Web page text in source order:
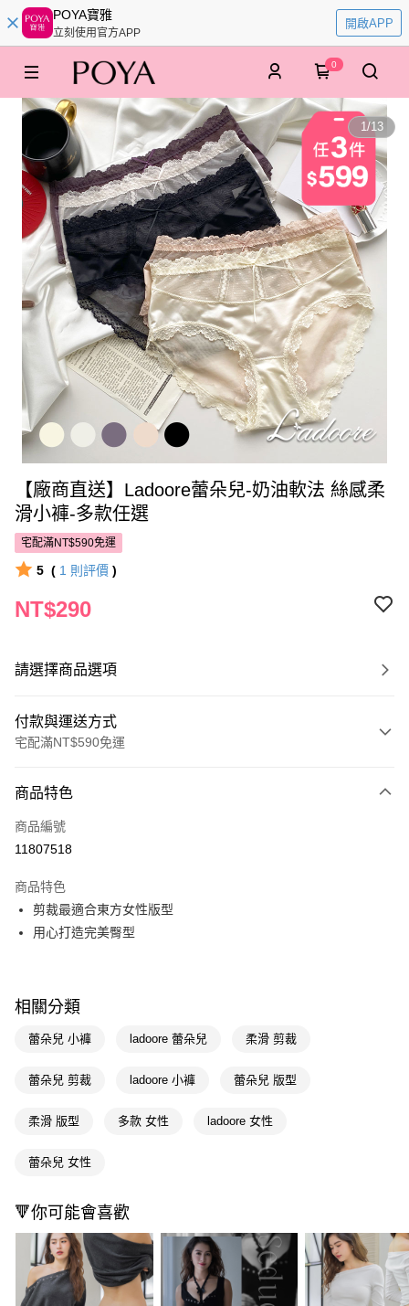
POYA寶雅
立刻使用官方APP
開啟APP
0
1/13
【廠商直送】Ladoore蕾朵兒-奶油軟法 絲感柔
滑小褲-多款任選
宅配滿NT$590免運
5 ( 1 則評價 )
NT$290
請選擇商品選項
付款與運送方式
宅配滿NT$590免運
POYA支付
信用卡一次付款
Apple Pay
街口支付
Google Pay
AFTEE先享後付
【關於「AFTEE先享後付」】
便利好安心！
３．安心：先確認商品／服務後，再付款。
１．於結帳方式選擇「AFTEE先享後付」後，將跳轉至「AFTEE先享後付」
結帳頁面，進行簡訊認證並確認金額後，即可完成結帳。
２．訂單成立數日內，您將收到繳費通知簡訊。
３．收到繳費通知簡訊後14天內，點擊此簡訊中的連結，可透過四大超商／
ATM／網路銀行／等多元方式進行付款，方視為交易完成。
※ 請注意：結帳手續完成當下不需立刻繳費，但若您需要取消訂單，請聯絡
每筆NT$100，滿NT$590(含以上)免運費
商品特色
商品編號
11807518
商品特色
剪裁最適合東方女性版型
用心打造完美臀型
相關分類
蕾朵兒 小褲 ladoore 蕾朵兒 柔滑 剪裁
蕾朵兒 剪裁 ladoore 小褲 蕾朵兒 版型
柔滑 版型 多款 女性 ladoore 女性
蕾朵兒 女性
🔻你可能會喜歡